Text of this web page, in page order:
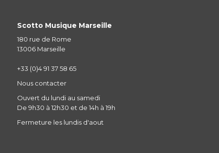
Scotto Musique Marseille
180 rue de Rome
13006 Marseille
+33 (0)4 91 37 58 65
Nous contacter
Ouvert du lundi au samedi
De 9h30 à 12h30 et de 14h à 19h
Fermeture les lundis d'aout